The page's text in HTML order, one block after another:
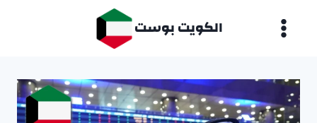
الكويت بوست